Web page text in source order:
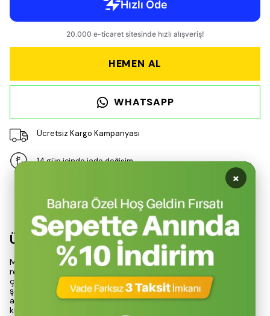
HEMEN AL
WHATSAPP
Ücretsiz Kargo Kampanyası
14 gün içinde iade değişim
Ürün Açıklaması
Ürün Açıklaması
Marshall Enamel Parlak Ahşap Metal Boyası, Bayrak Kırmızı
rengiyle, ahşap ve metal yüzeyler için mükemmel bir kaplama
çözümü sunmaktadır. 2,5 L’lik hacmi, geniş alanların etkin bir
şekilde boyanmasına olanak tanır. Bu ürün, kapı, pencere ve
ahşap parmaklık gibi yapı elemanlarının iç ve dış mekanlarda
kullanılmasına uygun olup, estetik ve dayanıklı bir yüzey sağlar.
×